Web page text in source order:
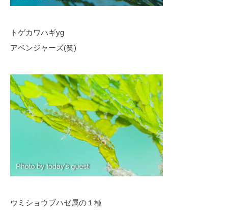
トゲカワハギyg
アベンジャーズ(笑)
ウミショウブハゼ属の１種